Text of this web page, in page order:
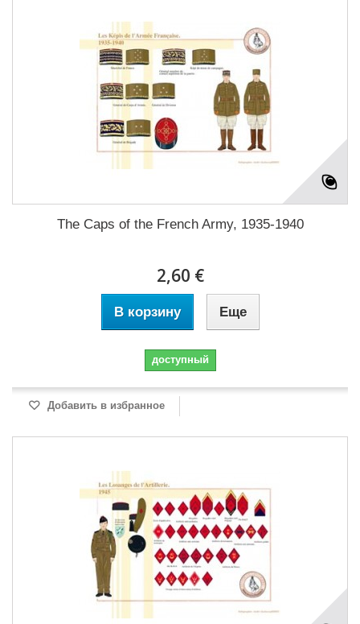
The Caps of the French Army, 1935-1940
2,60 €
В корзину Еще
доступный
Добавить в избранное